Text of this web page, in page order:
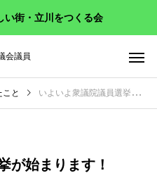
街・立川をつくる会
会議員
と いよいよ衆議院議員選挙が始まります！
が始まります！